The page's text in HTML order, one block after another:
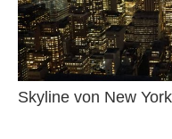
Skyline von New